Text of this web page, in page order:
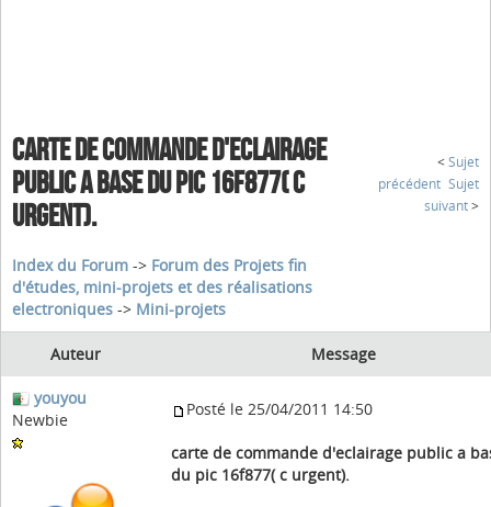
CARTE DE COMMANDE D'ECLAIRAGE
PUBLIC A BASE DU PIC 16F877( C
URGENT).
< Sujet
précédent Sujet
suivant >
Index du Forum -> Forum des Projets fin
d'études, mini-projets et des réalisations
electroniques -> Mini-projets
Auteur Message
youyou
Newbie
Posté le 25/04/2011 14:50
carte de commande d'eclairage public a
du pic 16f877( c urgent).